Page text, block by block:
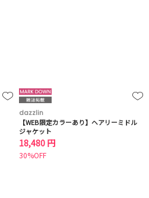
dazzlin
【WEB限定カラーあり】ヘアリーミドル
ジャケット
18,480 円
30%OFF